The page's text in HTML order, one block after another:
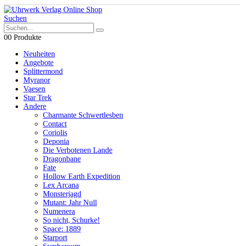
Suchen
00 Produkte
Neuheiten
Angebote
Splittermond
Myranor
Vaesen
Star Trek
Andere
Charmante Schwertlesben
Contact
Coriolis
Deponia
Die Verbotenen Lande
Dragonbane
Fate
Hollow Earth Expedition
Lex Arcana
Monsterjagd
Mutant: Jahr Null
Numenera
So nicht, Schurke!
Space: 1889
Starport